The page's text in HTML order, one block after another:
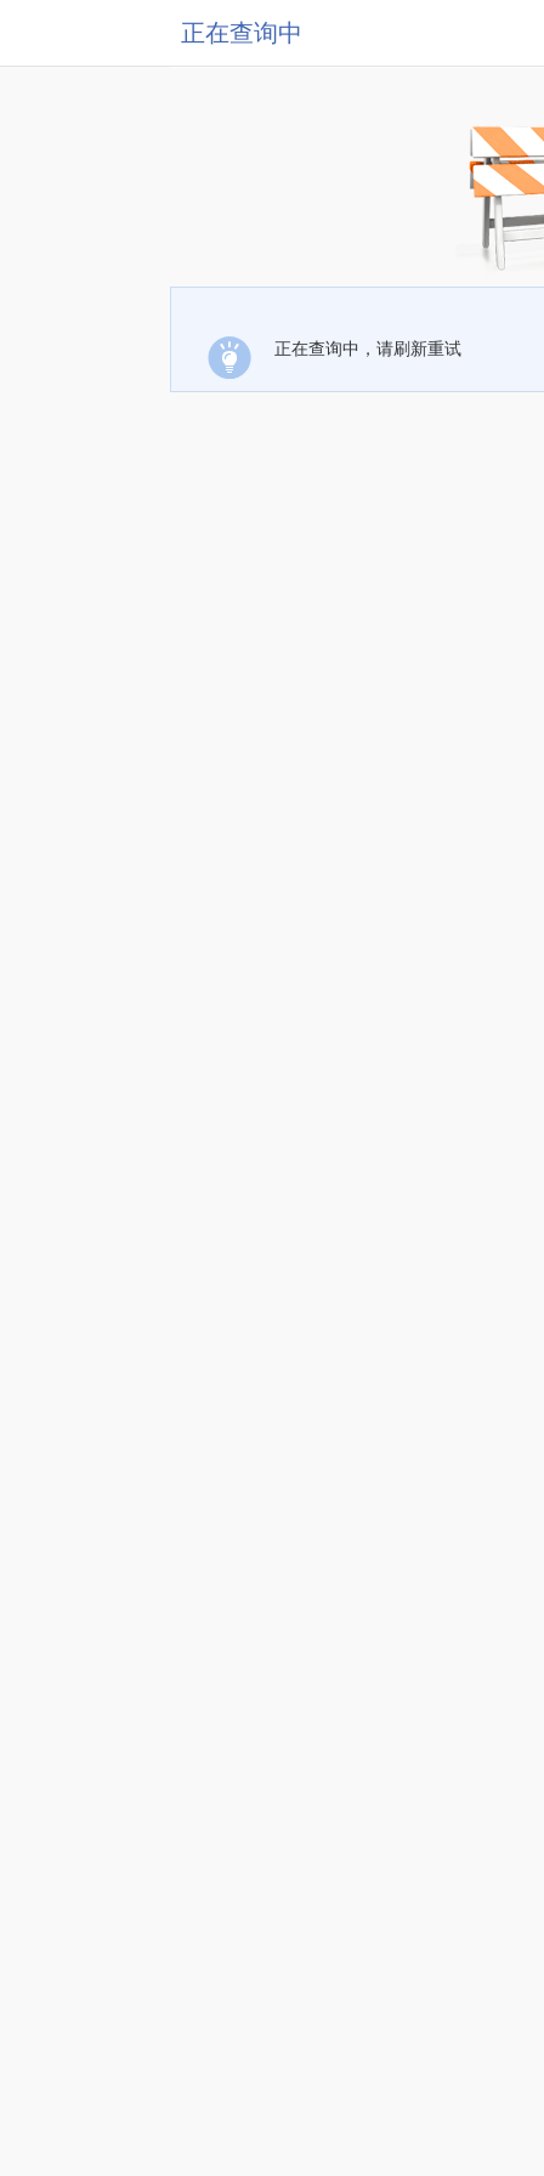
正在查询中
正在查询中，请刷新重试